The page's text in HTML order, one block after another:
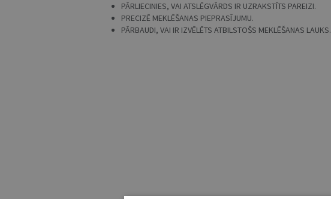
PĀRLIECINIES, VAI ATSLĒGVĀRDS IR UZRAKSTĪTS PAREIZI.
PRECIZĒ MEKLĒŠANAS PIEPRASĪJUMU.
PĀRBAUDI, VAI IR IZVĒLĒTS ATBILSTOŠS MEKLĒŠANAS LAUKS.